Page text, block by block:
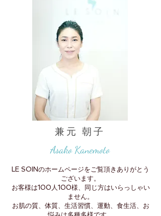
LE SOINのホームページをご覧頂きありがとう
ございます。
お客様は100人100様、同じ方はいらっしゃい
ません。
お肌の質、体質、生活習慣、運動、食生活、お
兼元 朝子
Asako Kanemoto